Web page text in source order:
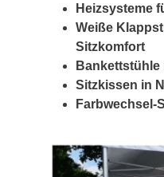
Heizsysteme
Weiße
Sitzkomfort
Sitzkissen in
Farbwechsel-